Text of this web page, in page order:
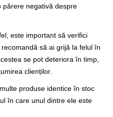
părere negativă despre
este important să verifici
să ai grijă la felul în
se pot deteriora în timp,
clienților.
produse identice în stoc
în care unul dintre ele este